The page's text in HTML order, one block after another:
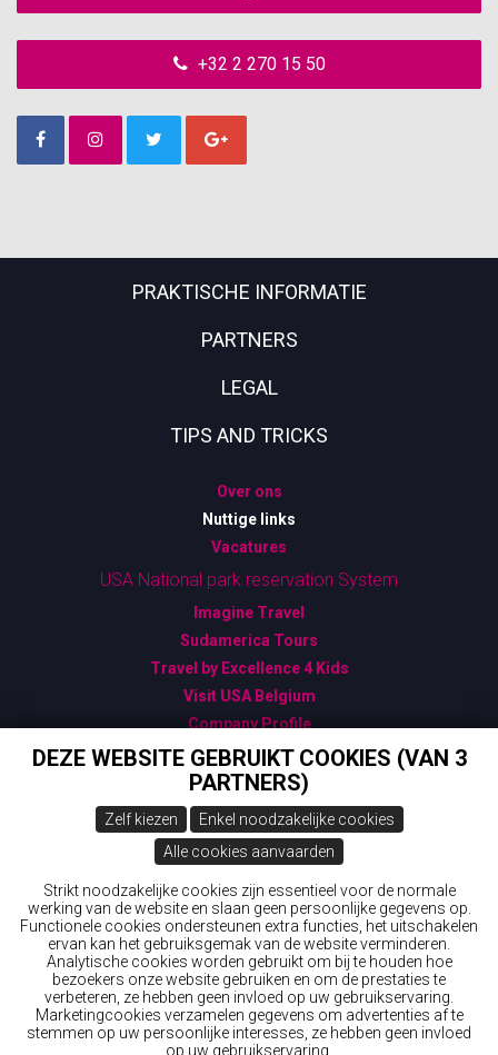
+32 2 270 15 50
PRAKTISCHE INFORMATIE
PARTNERS
LEGAL
TIPS AND TRICKS
Over ons
Nuttige links
Vacatures
USA National park reservation System
Imagine Travel
Sudamerica Tours
Travel by Excellence 4 Kids
Visit USA Belgium
Company Profile
Algemene Verkoopsvoorwaarden
Bijzondere Verkoopsvoorwaarden
Gegevensbescherming - GDPR
USA: ESTA - Gebruik ENKEL deze officiële link
Canada: ETA - Official Link
New Zealand ETA & IVL
Australia: ETA (Electronic Travel Authorisation): ask
Wings 'n Wheels
DEZE WEBSITE GEBRUIKT COOKIES (VAN 3
PARTNERS)
Zelf kiezen
Enkel noodzakelijke cookies
Alle cookies aanvaarden
Strikt noodzakelijke cookies zijn essentieel voor de normale
werking van de website en slaan geen persoonlijke gegevens op.
Functionele cookies ondersteunen extra functies, het uitschakelen
ervan kan het gebruiksgemak van de website verminderen.
Analytische cookies worden gebruikt om bij te houden hoe
bezoekers onze website gebruiken en om de prestaties te
verbeteren, ze hebben geen invloed op uw gebruikservaring.
Marketingcookies verzamelen gegevens om advertenties af te
stemmen op uw persoonlijke interesses, ze hebben geen invloed
op uw gebruikservaring.
© 2026 Wings 'n Wheels
Webdesign & development byServico